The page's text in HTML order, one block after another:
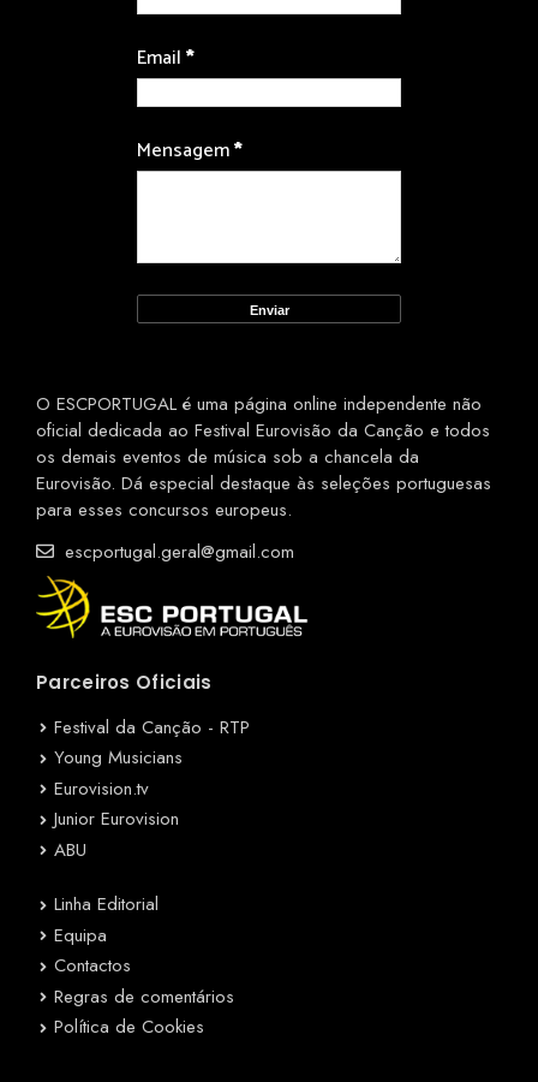
Email*
Mensagem*
O ESCPORTUGAL é uma página online independente não
oficial dedicada ao Festival Eurovisão da Canção e todos
os demais eventos de música sob a chancela da
Eurovisão. Dá especial destaque às seleções portuguesas
para esses concursos europeus.
escportugal.geral@gmail.com
Parceiros Oficiais
Festival da Canção - RTP
Young Musicians
Eurovision.tv
Junior Eurovision
ABU
Linha Editorial
Equipa
Contactos
Regras de comentários
Política de Cookies